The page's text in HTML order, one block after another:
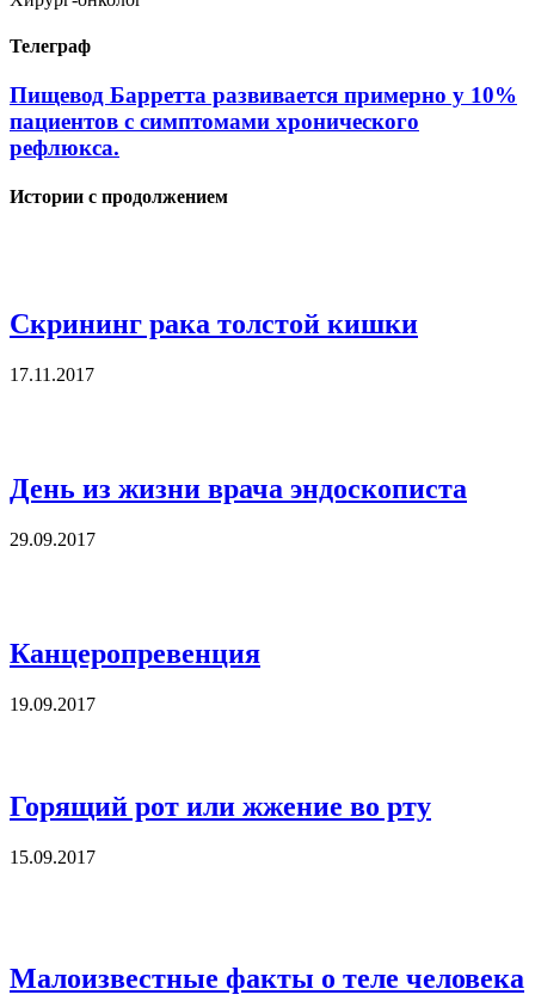
Телеграф
Пищевод Барретта развивается примерно у 10%
пациентов с симптомами хронического
рефлюкса.
Истории с продолжением
Скрининг рака толстой кишки
17.11.2017
День из жизни врача эндоскописта
29.09.2017
Канцеропревенция
19.09.2017
Горящий рот или жжение во рту
15.09.2017
Малоизвестные факты о теле человека